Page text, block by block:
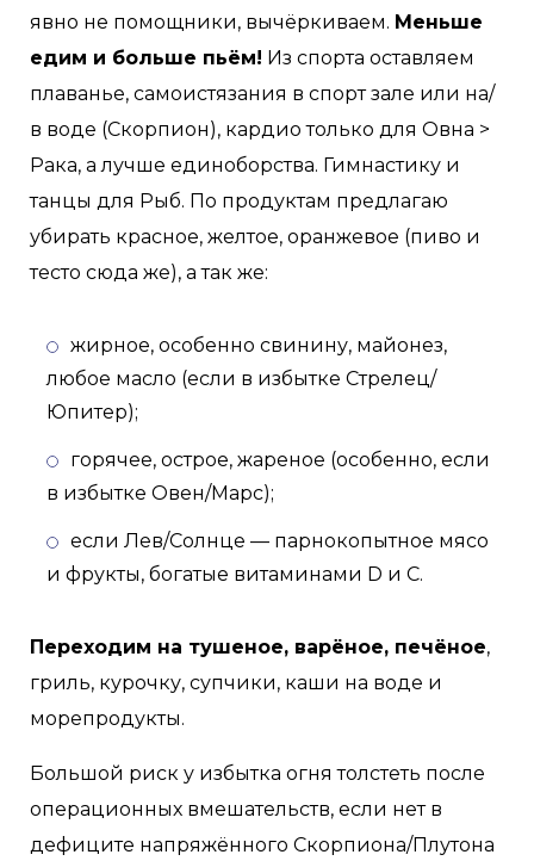
явно не помощники, вычёркиваем. Меньше
едим и больше пьём! Из спорта оставляем
плаванье, самоистязания в спорт зале или на/
в воде (Скорпион), кардио только для Овна >
Рака, а лучше единоборства. Гимнастику и
танцы для Рыб. По продуктам предлагаю
убирать красное, желтое, оранжевое (пиво и
тесто сюда же), а так же:
жирное, особенно свинину, майонез,
любое масло (если в избытке Стрелец/
Юпитер);
горячее, острое, жареное (особенно, если
в избытке Овен/Марс);
если Лев/Солнце — парнокопытное мясо
и фрукты, богатые витаминами D и C.
Переходим на тушеное, варёное, печёное,
гриль, курочку, супчики, каши на воде и
морепродукты.
Большой риск у избытка огня толстеть после
операционных вмешательств, если нет в
дефиците напряжённого Скорпиона/Плутона